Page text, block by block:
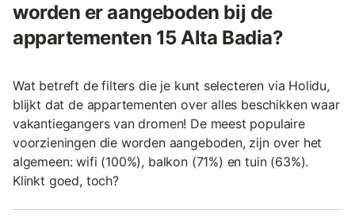
worden er aangeboden bij de
appartementen 15 Alta Badia?
Wat betreft de filters die je kunt selecteren via Holidu,
blijkt dat de appartementen over alles beschikken waar
vakantiegangers van dromen! De meest populaire
voorzieningen die worden aangeboden, zijn over het
algemeen: wifi (100%), balkon (71%) en tuin (63%).
Klinkt goed, toch?